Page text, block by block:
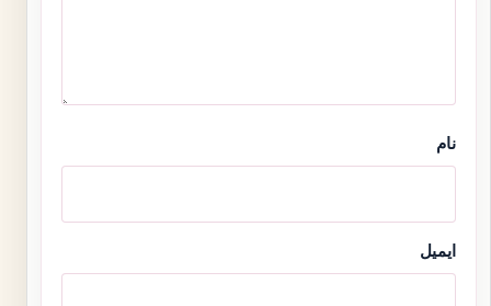
نام
ایمیل